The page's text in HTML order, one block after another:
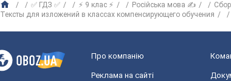
✅ ГДЗ ✅ ⚡ 9 клас ⚡ Російська мова ✍
Тексты для изложений в классах компенсирующего обучения
Про компанію
Реклама на сайті